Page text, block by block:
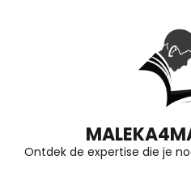
Enter)Ontdek de expertise die je